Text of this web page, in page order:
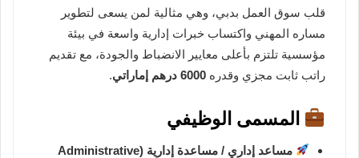
قلب سوق العمل بدبي، وهي مثالية لمن يسعى لتطوير
مساره المهني واكتساب خبرات إدارية واسعة في بيئة
مؤسسية تلتزم بأعلى معايير الانضباط والجودة، مع تقديم
راتب ثابت مجزي وقدره 6000 درهم إماراتي .
المسمى الوظيفي
مساعد إداري / مساعدة إدارية (Administrative